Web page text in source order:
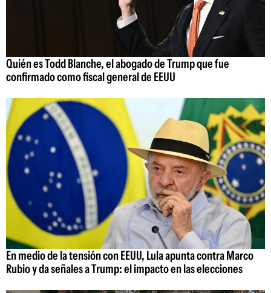
Quién es Todd Blanche, el abogado de Trump que fue
confirmado como fiscal general de EEUU
En medio de la tensión con EEUU, Lula apunta contra Marco
Rubio y da señales a Trump: el impacto en las elecciones